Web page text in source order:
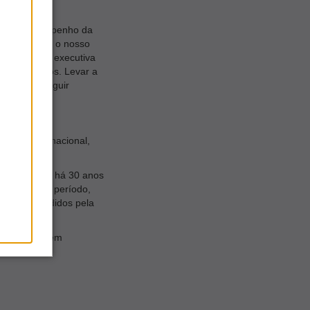
e o empenho da
e reforça o nosso
diretora executiva
para nós. Levar a
e seguir
território nacional,
país.
social, há 30 anos
Nesse período,
atendidos pela
digital.
em